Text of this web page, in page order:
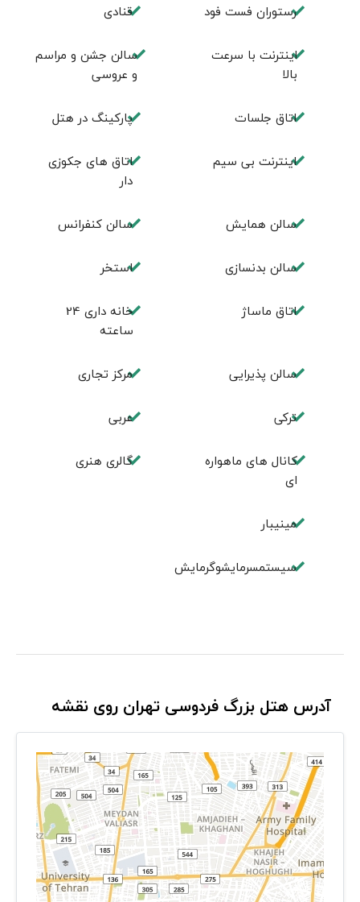
رستوران فست فود قنادی
اینترنت با سرعت
بالا
سالن جشن و مراسم
و عروسی
اتاق جلسات پارکینگ در هتل
اینترنت بی سیم
اتاق های جکوزی
دار
سالن همايش سالن كنفرانس
سالن بدنسازی استخر
اتاق ماساژ
خانه داری 24
ساعته
سالن پذیرایی مرکز تجاری
ترکی عربی
کانال های ماهواره
ای
گالری هنری
مینیبار
سیستمسرمایشوگرمایش
آدرس هتل بزرگ فردوسی تهران روی نقشه